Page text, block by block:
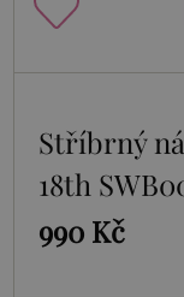
Stříbrný
18th
990 Kč